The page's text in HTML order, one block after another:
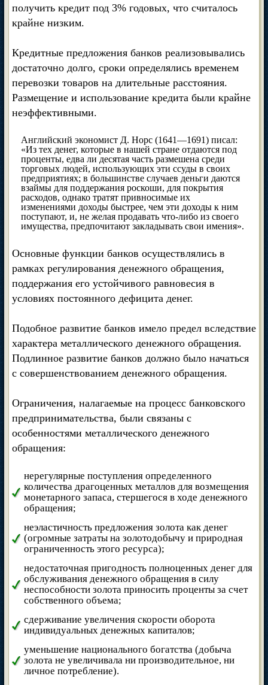
получить кредит под 3% годовых, что считалось
крайне низким.
Кредитные предложения банков реализовывались
достаточно долго, сроки определялись временем
перевозки товаров на длительные расстояния.
Размещение и использование кредита были крайне
неэффективными.
Английский экономист Д. Норс (1641—1691) писал:
«Из тех денег, которые в нашей стране отдаются под
проценты, едва ли десятая часть размешена среди
торговых людей, использующих эти ссуды в своих
предприятиях; в большинстве случаев деньги даются
взаймы для поддержания роскоши, для покрытия
расходов, однако тратят привносимые их
изменениями доходы быстрее, чем эти доходы к ним
поступают, и, не желая продавать что-либо из своего
имущества, предпочитают закладывать свои имения».
Основные функции банков осуществлялись в
рамках регулирования денежного обращения,
поддержания его устойчивого равновесия в
условиях постоянного дефицита денег.
Подобное развитие банков имело предел вследствие
характера металлического денежного обращения.
Подлинное развитие банков должно было начаться
с совершенствованием денежного обращения.
Ограничения, налагаемые на процесс банковского
предпринимательства, были связаны с
особенностями металлического денежного
обращения:
нерегулярные поступления определенного
количества драгоценных металлов для возмещения
монетарного запаса, стершегося в ходе денежного
обращения;
неэластичность предложения золота как денег
(огромные затраты на золотодобычу и природная
ограниченность этого ресурса);
недостаточная пригодность полноценных денег для
обслуживания денежного обращения в силу
неспособности золота приносить проценты за счет
собственного объема;
сдерживание увеличения скорости оборота
индивидуальных денежных капиталов;
уменьшение национального богатства (добыча
золота не увеличивала ни производительное, ни
личное потребление).